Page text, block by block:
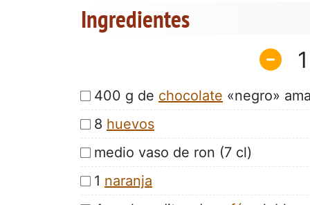
Ingredientes
1
400 g de chocolate «negro»
8 huevos
medio vaso de ron (7 cl)
1 naranja